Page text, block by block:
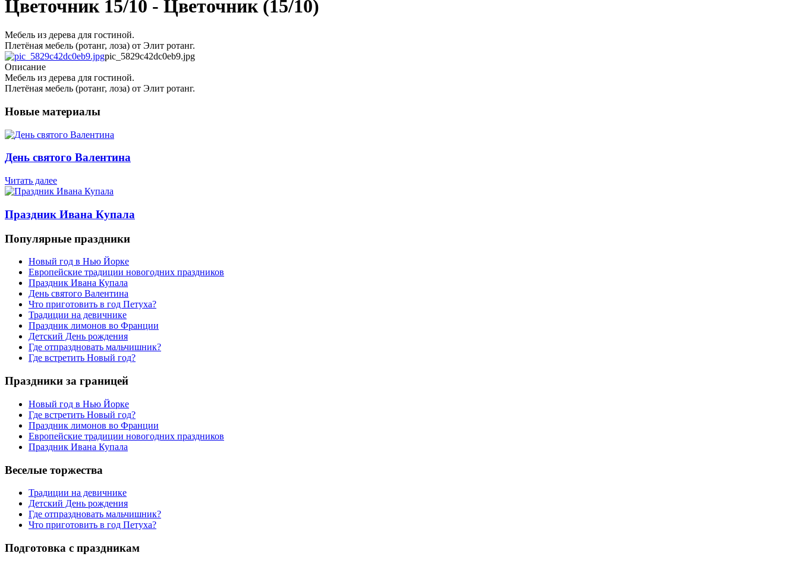
Цветочник 15/10 - Цветочник (15/10)
Мебель из дерева для гостиной.
Плетёная мебель (ротанг, лоза) от Элит ротанг.
pic_5829c42dc0eb9.jpg
Описание
Мебель из дерева для гостиной.
Плетёная мебель (ротанг, лоза) от Элит ротанг.
Новые материалы
День святого Валентина
Читать далее
Праздник Ивана Купала
Популярные праздники
Новый год в Нью Йорке
Европейские традиции новогодних праздников
Праздник Ивана Купала
День святого Валентина
Что приготовить в год Петуха?
Традиции на девичнике
Праздник лимонов во Франции
Детский День рождения
Где отпраздновать мальчишник?
Где встретить Новый год?
Праздники за границей
Новый год в Нью Йорке
Где встретить Новый год?
Праздник лимонов во Франции
Европейские традиции новогодних праздников
Праздник Ивана Купала
Веселые торжества
Традиции на девичнике
Детский День рождения
Где отпраздновать мальчишник?
Что приготовить в год Петуха?
Подготовка с праздникам